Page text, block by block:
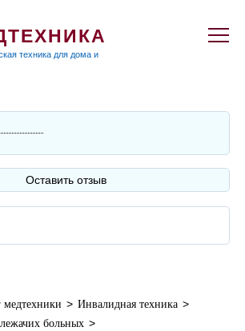
техника для дома и
Оставить отзыв
медтехники > Инвалидная техника >
больных >